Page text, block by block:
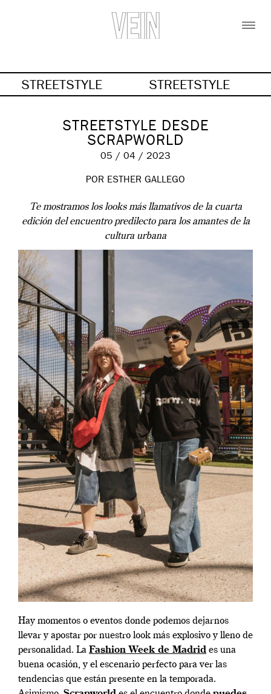
STREETSTYLE STREETSTYLE
STREETSTYLE DESDE
SCRAPWORLD
05 / 04 / 2023
POR ESTHER GALLEGO
Te mostramos los looks más llamativos de la cuarta
edición del encuentro predilecto para los amantes de la
cultura urbana
Hay momentos o eventos donde podemos dejarnos
llevar y apostar por nuestro look más explosivo y lleno de
personalidad. La Fashion Week de Madrid es una
buena ocasión, y el escenario perfecto para ver las
tendencias que están presente en la temporada.